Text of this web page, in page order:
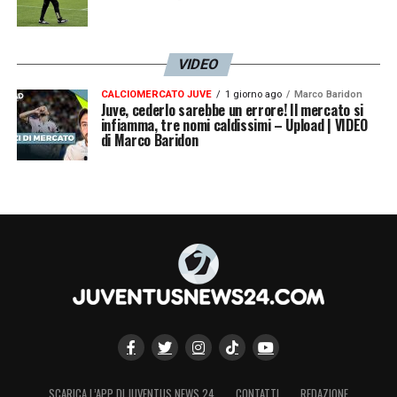
VIDEO
CALCIOMERCATO JUVE 1 giorno ago Marco Baridon
Juve, cederlo sarebbe un errore! Il mercato si
infiamma, tre nomi caldissimi – Upload | VIDEO
di Marco Baridon